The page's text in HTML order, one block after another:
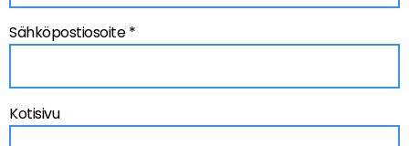
Sähköpostiosoite*
Kotisivu